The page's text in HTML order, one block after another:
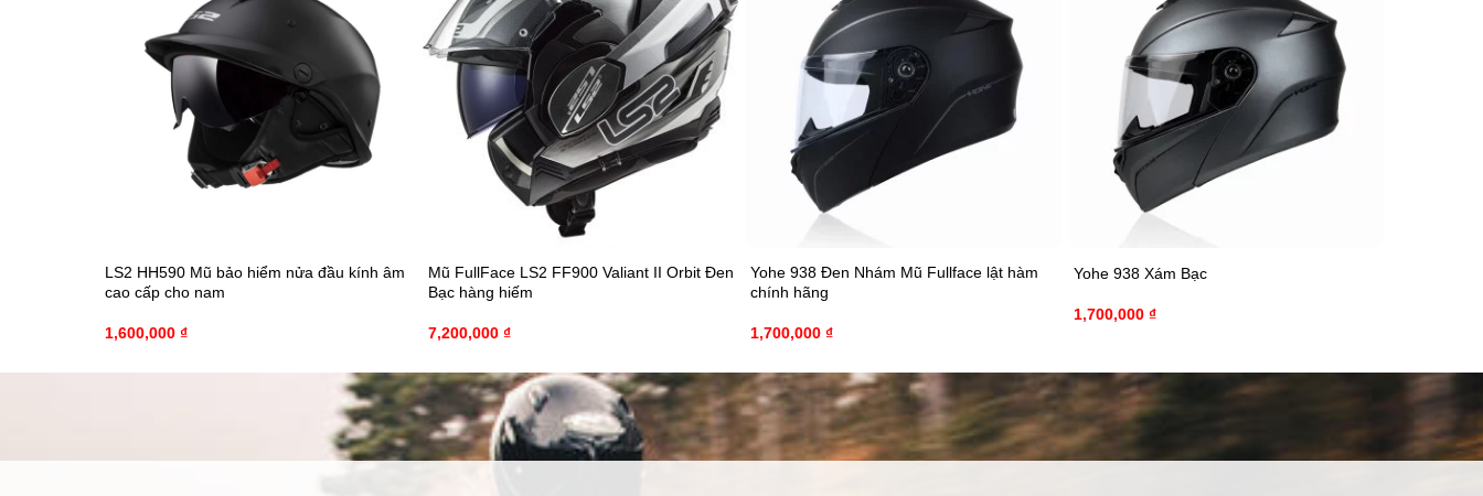
LS2 HH590 Mũ bảo hiểm nửa đầu kính âm
cao cấp cho nam
1,600,000 ₫
Mũ FullFace LS2 FF900 Valiant II Orbit Đen
Bạc hàng hiếm
7,200,000 ₫
Yohe 938 Đen Nhám Mũ Fullface lật hàm
chính hãng
1,700,000 ₫
Yohe 938 Xám Bạc
1,700,000 ₫